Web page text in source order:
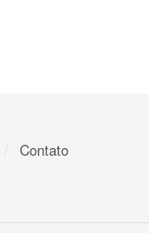
Contato